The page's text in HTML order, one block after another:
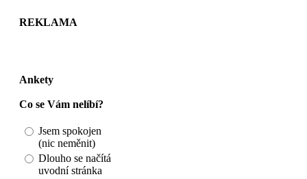
REKLAMA
Ankety
Co se Vám nelíbí?
Jsem spokojen
(nic neměnit)
Dlouho se načítá
uvodní stránka